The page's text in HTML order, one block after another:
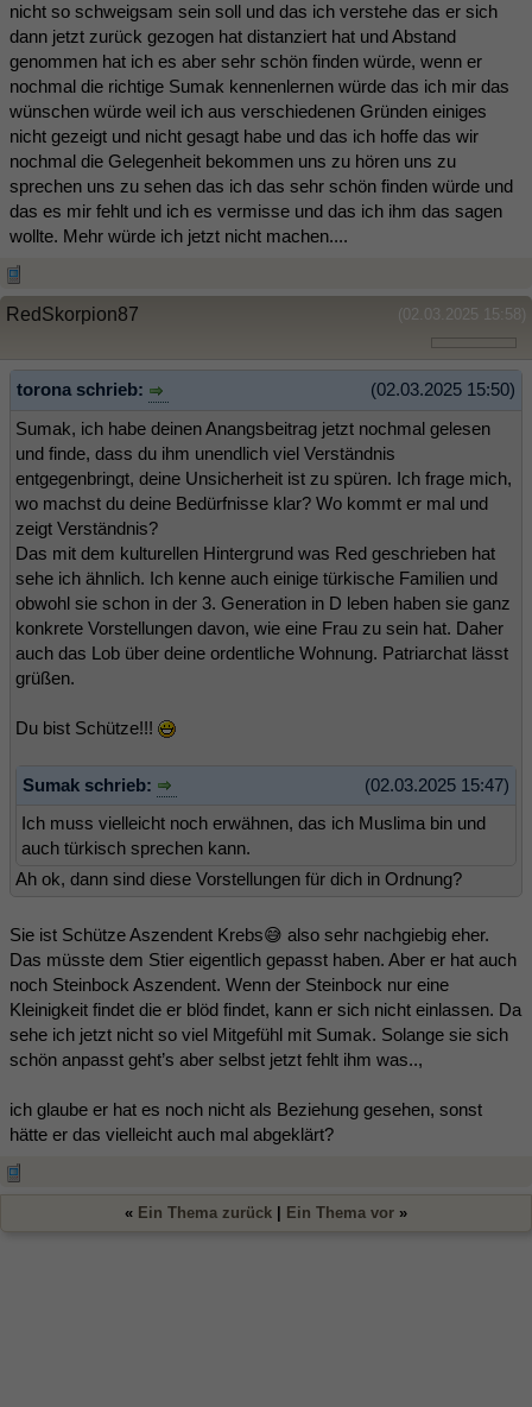
nicht so schweigsam sein soll und das ich verstehe das er sich
dann jetzt zurück gezogen hat distanziert hat und Abstand
genommen hat ich es aber sehr schön finden würde, wenn er
nochmal die richtige Sumak kennenlernen würde das ich mir das
wünschen würde weil ich aus verschiedenen Gründen einiges
nicht gezeigt und nicht gesagt habe und das ich hoffe das wir
nochmal die Gelegenheit bekommen uns zu hören uns zu
sprechen uns zu sehen das ich das sehr schön finden würde und
das es mir fehlt und ich es vermisse und das ich ihm das sagen
wollte. Mehr würde ich jetzt nicht machen....
(02.03.2025 15:58)
RedSkorpion87
(02.03.2025 15:50)
torona schrieb:
Sumak, ich habe deinen Anangsbeitrag jetzt nochmal gelesen
und finde, dass du ihm unendlich viel Verständnis
entgegenbringt, deine Unsicherheit ist zu spüren. Ich frage mich,
wo machst du deine Bedürfnisse klar? Wo kommt er mal und
zeigt Verständnis?
Das mit dem kulturellen Hintergrund was Red geschrieben hat
sehe ich ähnlich. Ich kenne auch einige türkische Familien und
obwohl sie schon in der 3. Generation in D leben haben sie ganz
konkrete Vorstellungen davon, wie eine Frau zu sein hat. Daher
auch das Lob über deine ordentliche Wohnung. Patriarchat lässt
grüßen.
Du bist Schütze!!!
(02.03.2025 15:47)
Sumak schrieb:
Ich muss vielleicht noch erwähnen, das ich Muslima bin und
auch türkisch sprechen kann.
Ah ok, dann sind diese Vorstellungen für dich in Ordnung?
Sie ist Schütze Aszendent Krebs😅 also sehr nachgiebig eher.
Das müsste dem Stier eigentlich gepasst haben. Aber er hat auch
noch Steinbock Aszendent. Wenn der Steinbock nur eine
Kleinigkeit findet die er blöd findet, kann er sich nicht einlassen. Da
sehe ich jetzt nicht so viel Mitgefühl mit Sumak. Solange sie sich
schön anpasst geht’s aber selbst jetzt fehlt ihm was..,
ich glaube er hat es noch nicht als Beziehung gesehen, sonst
hätte er das vielleicht auch mal abgeklärt?
« Ein Thema zurück Ein Thema vor »